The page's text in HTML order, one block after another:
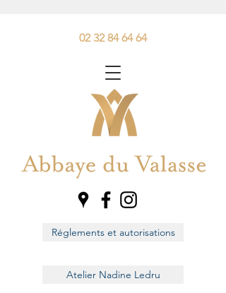
02 32 84 64 64
Réglements et autorisations
Atelier Nadine Ledru